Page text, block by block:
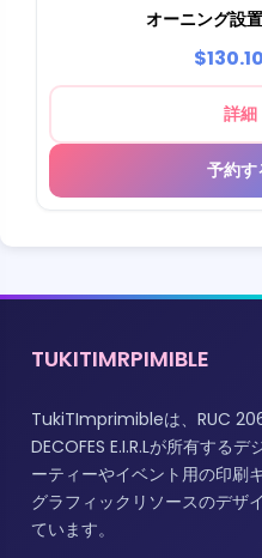
オーニング設
$130.10
詳細
予約す
TUKITIMRPIMIBLE
TukiTImprimibleは、RUC
DECOFES E.I.R.Lが所有する
ーティーやイベント用の印刷
グラフィックリソースのデザ
ています。